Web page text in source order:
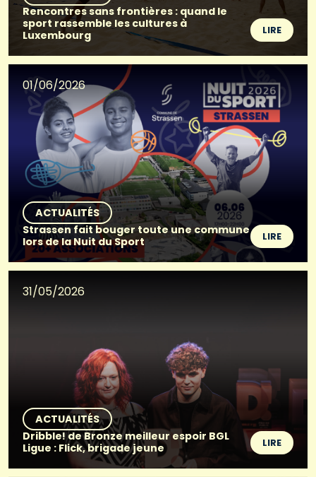
Rencontres sans frontières : quand le
sport rassemble les cultures à
Luxembourg
LIRE
01/06/2026
ACTUALITÉS
Strassen fait bouger toute une commune
lors de la Nuit du Sport
LIRE
31/05/2026
ACTUALITÉS
Dribble! de Bronze meilleur espoir BGL
Ligue : Flick, brigade jeune
LIRE